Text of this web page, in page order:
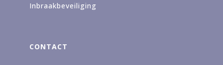
Inbraakbeveiliging
CONTACT